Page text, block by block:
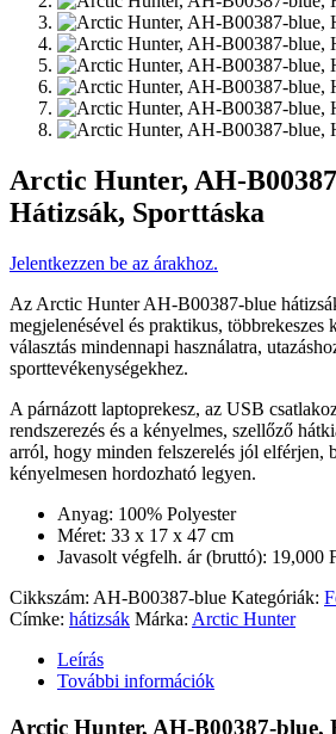
Arctic Hunter, AH-
Hátizsák, Sporttáska
Jelentkezzen be az árakhoz.
Az Arctic Hunter AH-B00387-blue
megjelenésével és praktikus,
választás mindennapi használatra,
sporttevékenységekhez.
A párnázott laptoprekesz, az USB
rendszerezés és a kényelmes, szellőző
arról, hogy minden felszerelés jól elférjen,
kényelmesen hordozható legyen.
Anyag: 100% Polyester
Méret: 33 x 17 x 47 cm
Javasolt végfelh. ár (bruttó): 19,000
Cikkszám: AH-B00387-blue Kategóriák:
Címke: hátizsák Márka: Arctic Hunter
Leírás
További információk
Arctic Hunter, AH-B00387-blue,